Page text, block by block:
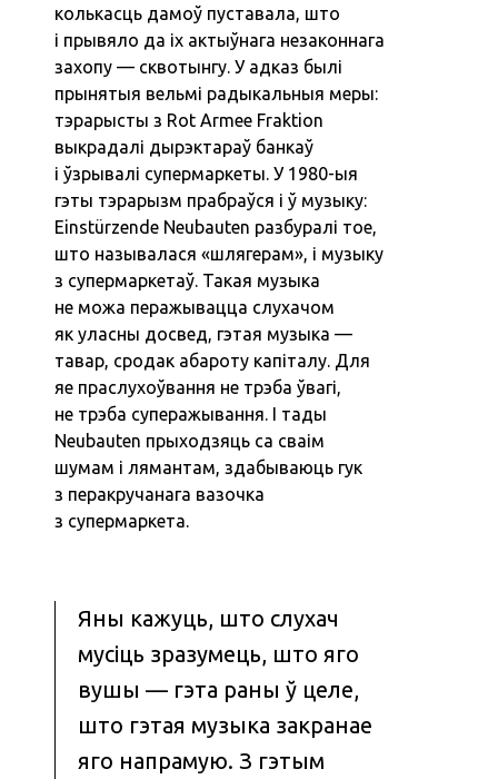
колькасць дамоў пуставала, што
і прывяло да іх актыўнага незаконнага
захопу — сквотынгу. У адказ былі
прынятыя вельмі радыкальныя меры:
тэрарысты з Rot Armee Fraktion
выкрадалі дырэктараў банкаў
і ўзрывалі супермаркеты. У 1980-ыя
гэты тэрарызм прабраўся і ў музыку:
Einstürzende Neubauten разбуралі тое,
што называлася «шлягерам», і музыку
з супермаркетаў. Такая музыка
не можа перажывацца слухачом
як уласны досвед, гэтая музыка —
тавар, сродак абароту капіталу. Для
яе праслухоўвання не трэба ўвагі,
не трэба суперажывання. І тады
Neubauten прыходзяць са сваім
шумам і лямантам, здабываюць гук
з перакручанага вазочка
з супермаркета.
Яны кажуць, што слухач
мусіць зразумець, што яго
вушы — гэта раны ў целе,
што гэтая музыка закранае
яго напрамую. З гэтым